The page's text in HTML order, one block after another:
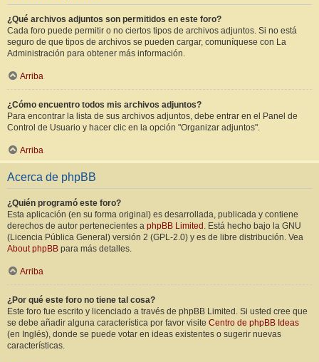
¿Qué archivos adjuntos son permitidos en este foro?
Cada foro puede permitir o no ciertos tipos de archivos adjuntos. Si no está
seguro de que tipos de archivos se pueden cargar, comuníquese con La
Administración para obtener más información.
Arriba
¿Cómo encuentro todos mis archivos adjuntos?
Para encontrar la lista de sus archivos adjuntos, debe entrar en el Panel de
Control de Usuario y hacer clic en la opción "Organizar adjuntos".
Arriba
Acerca de phpBB
¿Quién programó este foro?
Esta aplicación (en su forma original) es desarrollada, publicada y contiene
derechos de autor pertenecientes a phpBB Limited . Está hecho bajo la GNU
(Licencia Pública General) versión 2 (GPL-2.0) y es de libre distribución. Vea
About phpBB para más detalles.
Arriba
¿Por qué este foro no tiene tal cosa?
Este foro fue escrito y licenciado a través de phpBB Limited. Si usted cree que
se debe añadir alguna característica por favor visite Centro de phpBB Ideas
(en Inglés), donde se puede votar en ideas existentes o sugerir nuevas
características.